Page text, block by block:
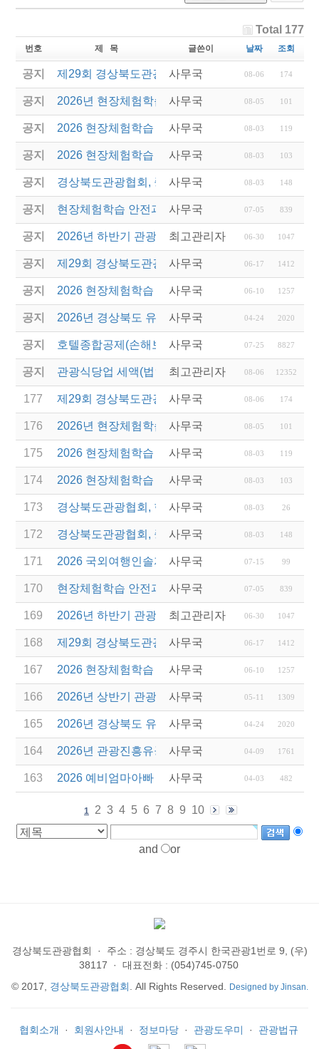
Total 177
번호 제 목 글쓴이 날짜 조회
공지 제29회 경상북도관광기념품공모전 결과발표
사무국 08-06 174
공지 2026년 현장체험학습 안전과정(신규.재강습) 교육
사무국 08-05 101
공지 2026 현장체험학습 안전과정 교육(신규. 재강습)
사무국 08-03 119
공지 2026 현장체험학습 안전과정(신규. 재강습) 교육 성
사무국 08-03 103
공지 경상북도관광협회, 중국 단동 해외여행상품 개발 팸
사무국 08-03 148
공지 현장체험학습 안전과정(신규/재강습) 안내
사무국 07-05 839
공지 2026년 하반기 관광진흥개발기금 융자 시행 안내
최고관리자 06-30 1047
공지 제29회 경상북도관광기념품공모전 개최
사무국 06-17 1412
공지 2026 현장체험학습 안전과정(신규.재강습)
사무국 06-10 1257
공지 2026년 경상북도 유니크베뉴를 활용한 MICE행사
사무국 04-24 2020
공지 호텔종합공제(손해보험) 서비스 안내
사무국 07-25 8827
공지 관광식당업 세액(법인세 및 소득세)감면 제도 안내
최고관리자 08-06 12352
177 제29회 경상북도관광기념품공모전 결과발표
사무국 08-06 174
176 2026년 현장체험학습 안전과정(신규.재강습) 교육
사무국 08-05 101
175 2026 현장체험학습 안전과정 교육(신규. 재강습)
사무국 08-03 119
174 2026 현장체험학습 안전과정(신규. 재강습) 교육 성
사무국 08-03 103
173 경상북도관광협회, 현장체험학습 안전과정 교육 성
사무국 08-03 26
172 경상북도관광협회, 중국 단동 해외여행상품 개발 팸
사무국 08-03 148
171 2026 국외여행인솔자 소양과정 연간 일정 안내
사무국 07-15 99
170 현장체험학습 안전과정(신규/재강습) 안내
사무국 07-05 839
169 2026년 하반기 관광진흥개발기금 융자 시행 안내
최고관리자 06-30 1047
168 제29회 경상북도관광기념품공모전 개최
사무국 06-17 1412
167 2026 현장체험학습 안전과정(신규.재강습)
사무국 06-10 1257
166 2026년 상반기 관광진흥기금 스타트업 지원
사무국 05-11 1309
165 2026년 경상북도 유니크베뉴를 활용한 MICE행사
사무국 04-24 2020
164 2026년 관광진흥유공자 정부포상 대상자 추천
사무국 04-09 1761
163 2026 예비엄마아빠 행복가족여행 전담여행사 선정
사무국 04-03 482
1 2 3 4 5 6 7 8 9 10
and or
경상북도관광협회 ·
주소 : 경상북도 경주시 한국관광1번로 9, (우)
38117
·
대표전화 : (054)745-0750
© 2017, 경상북도관광협회 . All Rights Reserved. Designed by Jinsan.
협회소개 · 회원사안내 · 정보마당 · 관광도우미 · 관광법규